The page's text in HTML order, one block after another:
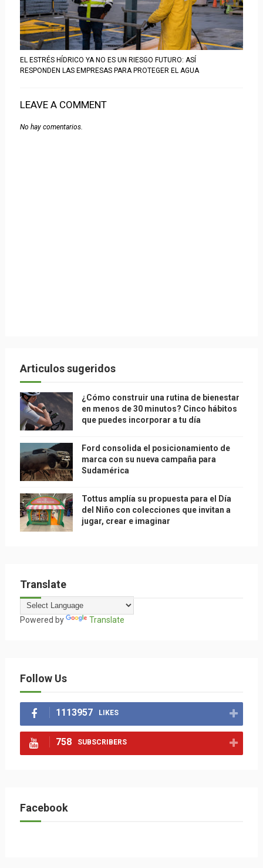
EL ESTRÉS HÍDRICO YA NO ES UN RIESGO FUTURO: ASÍ
RESPONDEN LAS EMPRESAS PARA PROTEGER EL AGUA
LEAVE A COMMENT
No hay comentarios.
Articulos sugeridos
¿Cómo construir una rutina de bienestar
en menos de 30 minutos? Cinco hábitos
que puedes incorporar a tu día
Ford consolida el posicionamiento de
marca con su nueva campaña para
Sudamérica
Tottus amplía su propuesta para el Día
del Niño con colecciones que invitan a
jugar, crear e imaginar
Translate
Powered by Translate
Follow Us
1113957 LIKES
758 SUBSCRIBERS
Facebook